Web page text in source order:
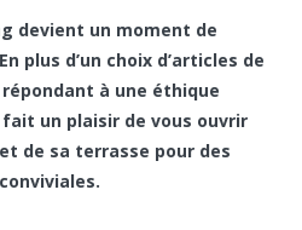
devient un moment de
plus d’un choix d’articles de
à une éthique
fait un plaisir de vous ouvrir
de sa terrasse pour des